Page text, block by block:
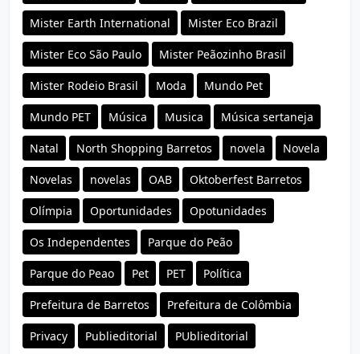
Mister Earth International Mister Eco Brazil
Mister Eco São Paulo Mister Peãozinho Brasil
Mister Rodeio Brasil Moda Mundo Pet
Mundo PET Música Musica Música sertaneja
Natal North Shopping Barretos novela Novela
Novelas novelas OAB Oktoberfest Barretos
Olímpia Oportunidades Opotunidades
Os Independentes Parque do Peão
Parque do Peao Pet PET Política
Prefeitura de Barretos Prefeitura de Colômbia
Privacy Publieditorial PUblieditorial